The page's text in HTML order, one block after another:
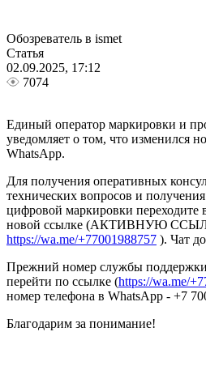
Обозреватель в ismet
Статья
02.09.2025, 17:12
7074
Единый оператор маркировки и
уведомляет о том, что изменился
WhatsApp.
Для получения оперативных
технических вопросов и
цифровой маркировки переходите
новой ссылке (АКТИВНУЮ
https://wa.me/+77001988757 ). Чат
Прежний номер службы
перейти по ссылке (https://wa.me/
номер телефона в WhatsApp - ‪+7
Благодарим за понимание!